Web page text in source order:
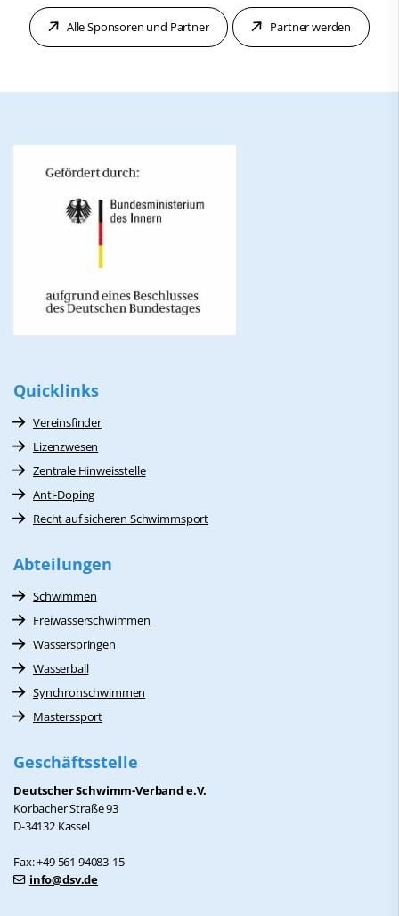
Alle Sponsoren und Partner Partner werden
Quicklinks
Vereinsfinder
Lizenzwesen
Zentrale Hinweisstelle
Anti-Doping
Recht auf sicheren Schwimmsport
Abteilungen
Schwimmen
Freiwasserschwimmen
Wasserspringen
Wasserball
Synchronschwimmen
Masterssport
Geschäftsstelle
Deutscher Schwimm-Verband e.V.
Korbacher Straße 93
D-34132 Kassel
Fax: +49 561 94083-15
info@dsv.de